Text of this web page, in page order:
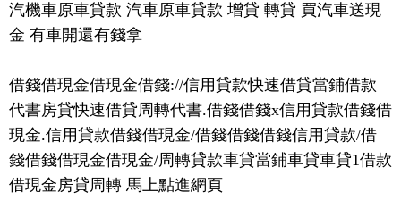
汽機車原車貸款 汽車原車貸款 增貸 轉貸 買汽車送現
金 有車開還有錢拿
借錢借現金借現金借錢://信用貸款快速借貸當鋪借款
代書房貸快速借貸周轉代書.借錢借錢x信用貸款借錢借
現金.信用貸款借錢借現金/借錢借錢借錢信用貸款/借
錢借錢借現金借現金/周轉貸款車貸當鋪車貸車貸1借款
借現金房貸周轉 馬上點進網頁